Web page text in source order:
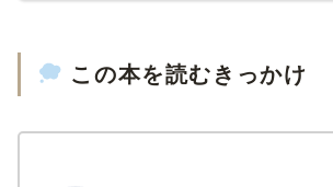
この本を読むきっかけ